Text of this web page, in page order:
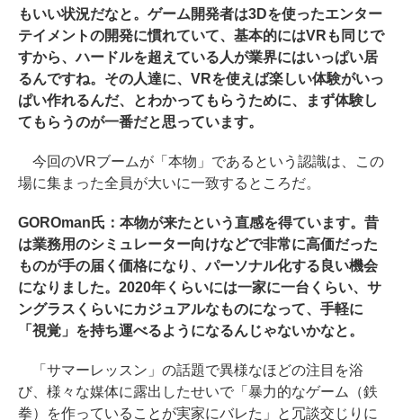
もいい状況だなと。ゲーム開発者は3Dを使ったエンター
テイメントの開発に慣れていて、基本的にはVRも同じで
すから、ハードルを超えている人が業界にはいっぱい居
るんですね。その人達に、VRを使えば楽しい体験がいっ
ぱい作れるんだ、とわかってもらうために、まず体験し
てもらうのが一番だと思っています。
今回のVRブームが「本物」であるという認識は、この
場に集まった全員が大いに一致するところだ。
GOROman氏：本物が来たという直感を得ています。昔
は業務用のシミュレーター向けなどで非常に高価だった
ものが手の届く価格になり、パーソナル化する良い機会
になりました。2020年くらいには一家に一台くらい、サ
ングラスくらいにカジュアルなものになって、手軽に
「視覚」を持ち運べるようになるんじゃないかなと。
「サマーレッスン」の話題で異様なほどの注目を浴
び、様々な媒体に露出したせいで「暴力的なゲーム（鉄
拳）を作っていることが実家にバレた」と冗談交じりに